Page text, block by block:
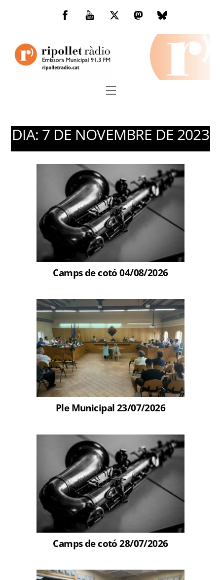
Facebook
You
TwitterMastodonBluesky
Menu
DIA: 7 DE NOVEMBRE DE 2023
Camps de cotó 04/08/2026
Ple Municipal 23/07/2026
Camps de cotó 28/07/2026